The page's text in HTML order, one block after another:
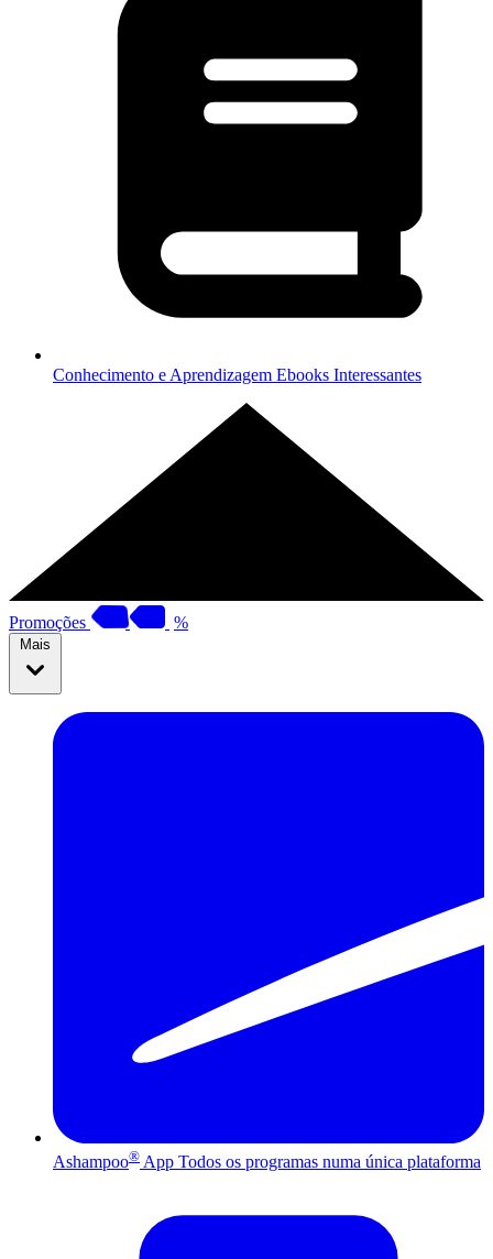
Conhecimento e Aprendizagem Ebooks Interessantes
Promoções %
Mais
Ashampoo® App Todos os programas numa única plataforma